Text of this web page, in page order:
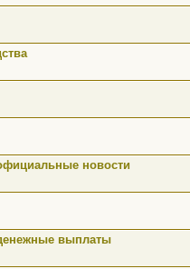
новости
выплаты